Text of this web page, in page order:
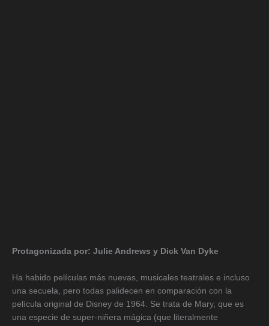
Protagonizada por: Julie Andrews y Dick Van Dyke
Ha habido películas más nuevas, musicales teatrales e incluso
una secuela, pero todas palidecen en comparación con la
película original de Disney de 1964. Se trata de Mary, que es
una especie de super-niñera mágica (que literalmente